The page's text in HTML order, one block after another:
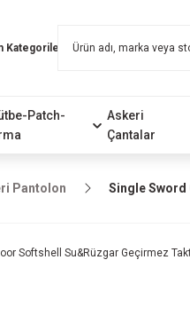
Patch-
Askeri
Çantalar
Pantolon Single Sword